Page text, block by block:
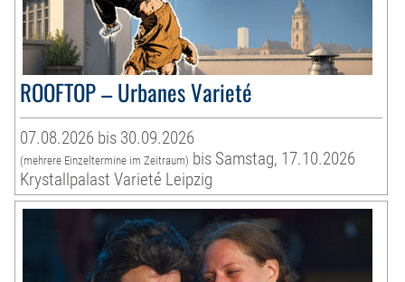
ROOFTOP – Urbanes Varieté
07.08.2026 bis 30.09.2026
(mehrere Einzeltermine im Zeitraum) bis Samstag, 17.10.2026
Krystallpalast Varieté Leipzig